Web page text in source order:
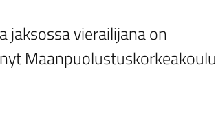
jaksossa vierailijana on